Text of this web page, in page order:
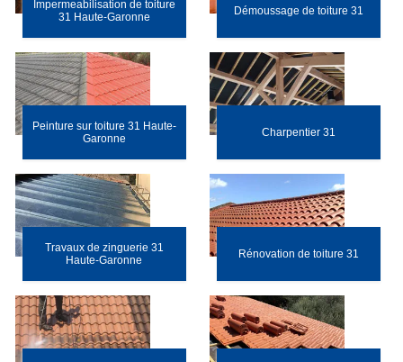
Impermeabilisation de toiture
31 Haute-Garonne
Démoussage de toiture 31
Peinture sur toiture 31 Haute-
Garonne
Charpentier 31
Travaux de zinguerie 31
Haute-Garonne
Rénovation de toiture 31